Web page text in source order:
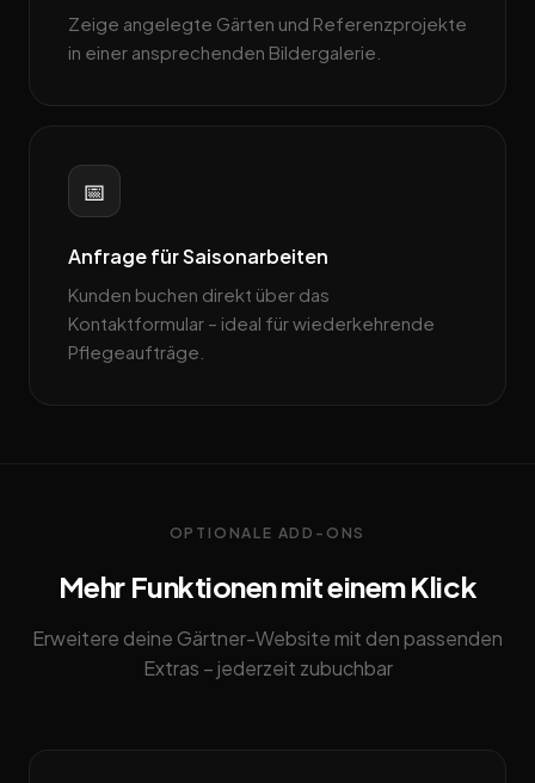
Zeige angelegte Gärten und Referenzprojekte
in einer ansprechenden Bildergalerie.
📅
Anfrage für Saisonarbeiten
Kunden buchen direkt über das
Kontaktformular – ideal für wiederkehrende
Pflege­aufträge.
OPTIONALE ADD-ONS
Mehr Funktionen mit einem Klick
Erweitere deine Gärtner-Website mit den passenden
Extras – jederzeit zubuchbar